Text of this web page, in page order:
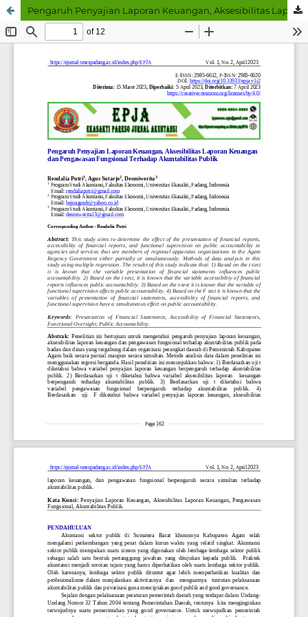
Pengaruh Penyajian Laporan Keuangan, Aksesibilitas Laporan Keuangan dan Pengawasan Fungsional Terhadap Akuntabilitas Publik